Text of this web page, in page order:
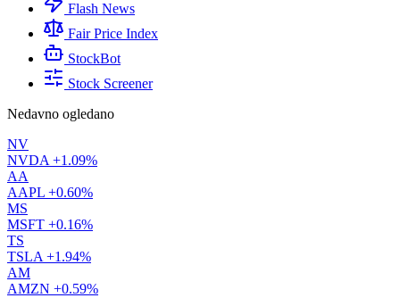
Flash News
Fair Price Index
StockBot
Stock Screener
Nedavno ogledano
NV
NVDA +1.09%
AA
AAPL +0.60%
MS
MSFT +0.16%
TS
TSLA +1.94%
AM
AMZN +0.59%